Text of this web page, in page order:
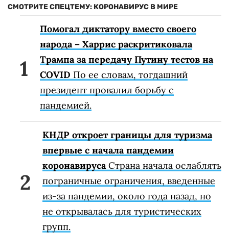
СМОТРИТЕ СПЕЦТЕМУ: КОРОНАВИРУС В МИРЕ
Помогал диктатору вместо своего
народа – Харрис раскритиковала
Трампа за передачу Путину тестов на
COVID По ее словам, тогдашний
президент провалил борьбу с
пандемией.
КНДР откроет границы для туризма
впервые с начала пандемии
коронавирусаСтрана начала ослаблять
пограничные ограничения, введенные
из-за пандемии, около года назад, но
не открывалась для туристических
групп.